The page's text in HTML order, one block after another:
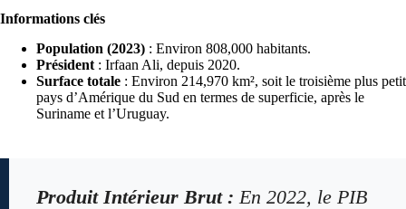
Informations clés
Population (2023) : Environ 808,000 habitants.
Président : Irfaan Ali, depuis 2020.
Surface totale : Environ 214,970 km², soit le troisième plus petit
pays d’Amérique du Sud en termes de superficie, après le
Suriname et l’Uruguay.
Produit Intérieur Brut :En 2022, le PIB